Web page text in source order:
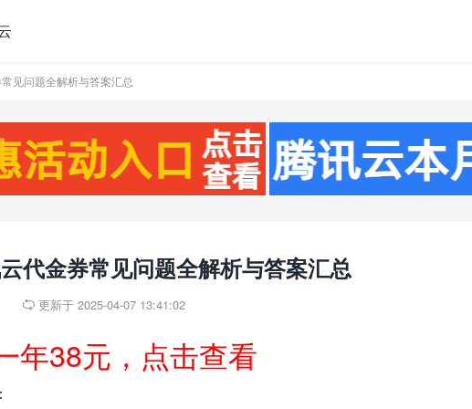
见问题全解析与答案汇总
代金券常见问题全解析与答案汇总
 更新于 2025-04-07 13:41:02
年38元，点击查看